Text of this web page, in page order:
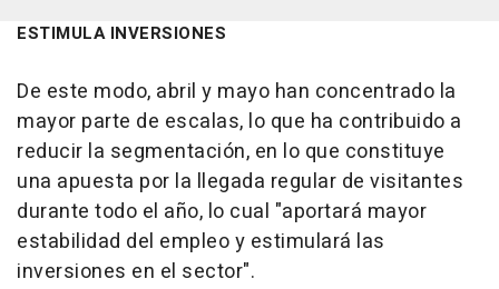
ESTIMULA INVERSIONES
De este modo, abril y mayo han concentrado la
mayor parte de escalas, lo que ha contribuido a
reducir la segmentación, en lo que constituye
una apuesta por la llegada regular de visitantes
durante todo el año, lo cual "aportará mayor
estabilidad del empleo y estimulará las
inversiones en el sector".